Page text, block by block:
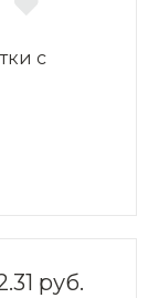
c
руб.